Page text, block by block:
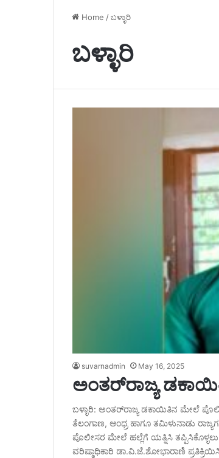
Home /ಬಳ್ಳಾರಿ
ಬಳ್ಳಾರಿ
suvarnadmin May 16, 2025
ಅಂತರ್‌ರಾಜ್ಯ
ಬಳ್ಳಾರಿ: ಅಂತರ್‌ರಾಜ್ಯ ಡಕಾಯಿತಿನ ಮೇಲೆ
ತೆಲಂಗಾಣ, ಆಂಧ್ರ ಹಾಗೂ ತಮಿಳುನಾಡು
ಪೊಲೀಸರ ಮೇಲೆ ಹಲ್ಲೆಗೆ ಯತ್ನಿಸಿ
ವರಿಷ್ಠಾಧಿಕಾರಿ ಡಾ.ವಿ.ಜೆ.ಶೋಭಾರಾಣಿ